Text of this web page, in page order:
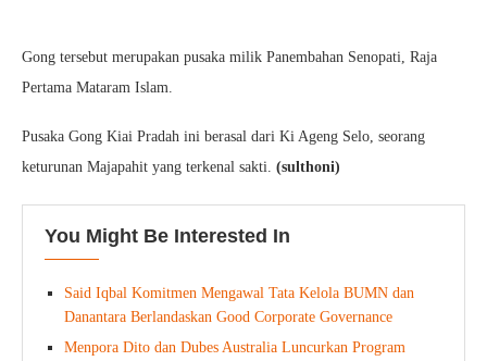
Gong tersebut merupakan pusaka milik Panembahan Senopati, Raja
Pertama Mataram Islam.
Pusaka Gong Kiai Pradah ini berasal dari Ki Ageng Selo, seorang
keturunan Majapahit yang terkenal sakti. (sulthoni)
You Might Be Interested In
Said Iqbal Komitmen Mengawal Tata Kelola BUMN dan
Danantara Berlandaskan Good Corporate Governance
Menpora Dito dan Dubes Australia Luncurkan Program